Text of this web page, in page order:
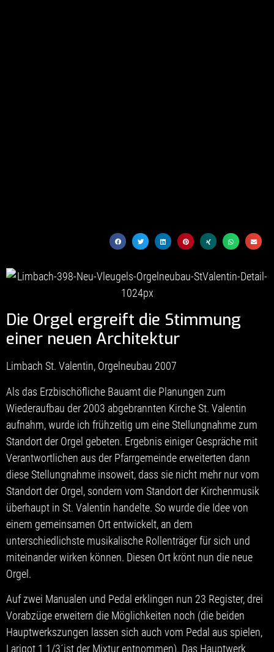
Die Orgel ergreift die Stimmung
einer neuen Architektur
Limbach St. Valentin, Orgelneubau 2007
Als das Erzbischöfliche Bauamt die Planungen zum
Wiederaufbau der 2003 abgebrannten Kirche St. Valentin
aufnahm, wurde ich frühzeitig um eine Stellungnahme zum
Standort der Orgel gebeten. Ergebnis einiger Gespräche mit
Verantwortlichen aus der Pfarrgemeinde erweiterten dann
diese Stellungnahme insoweit, dass sie nicht mehr nur vom
Standort der Orgel, sondern vom Standort der Kirchenmusik
überhaupt in St. Valentin handelte. So wurde die Idee von
einem gemeinsamen Ort entwickelt, an dem
unterschiedlichste musikalische Rollenträger für sich und
miteinander wirken können. Diesen Ort krönt nun die neue
Orgel.
Auf zwei Manualen und Pedal erklingen nun 23 Register, drei
Vorabzüge erweitern die Möglichkeiten noch (die beiden
Hauptwerkszungen lassen sich auch vom Pedal aus spielen,
Larigot 1 1/3´ist der Mixtur entnommen). Das Hauptwerk